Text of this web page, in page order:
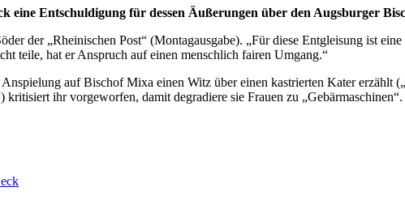
eine Entschuldigung für dessen Äußerungen über den Augsburger
der „Rheinischen Post“ (Montagausgabe). „Für diese Entgleisung ist
hat er Anspruch auf einen menschlich fairen Umgang.“
auf Bischof Mixa einen Witz über einen kastrierten Kater erzählt
ihr vorgeworfen, damit degradiere sie Frauen zu „Gebärmaschinen“.